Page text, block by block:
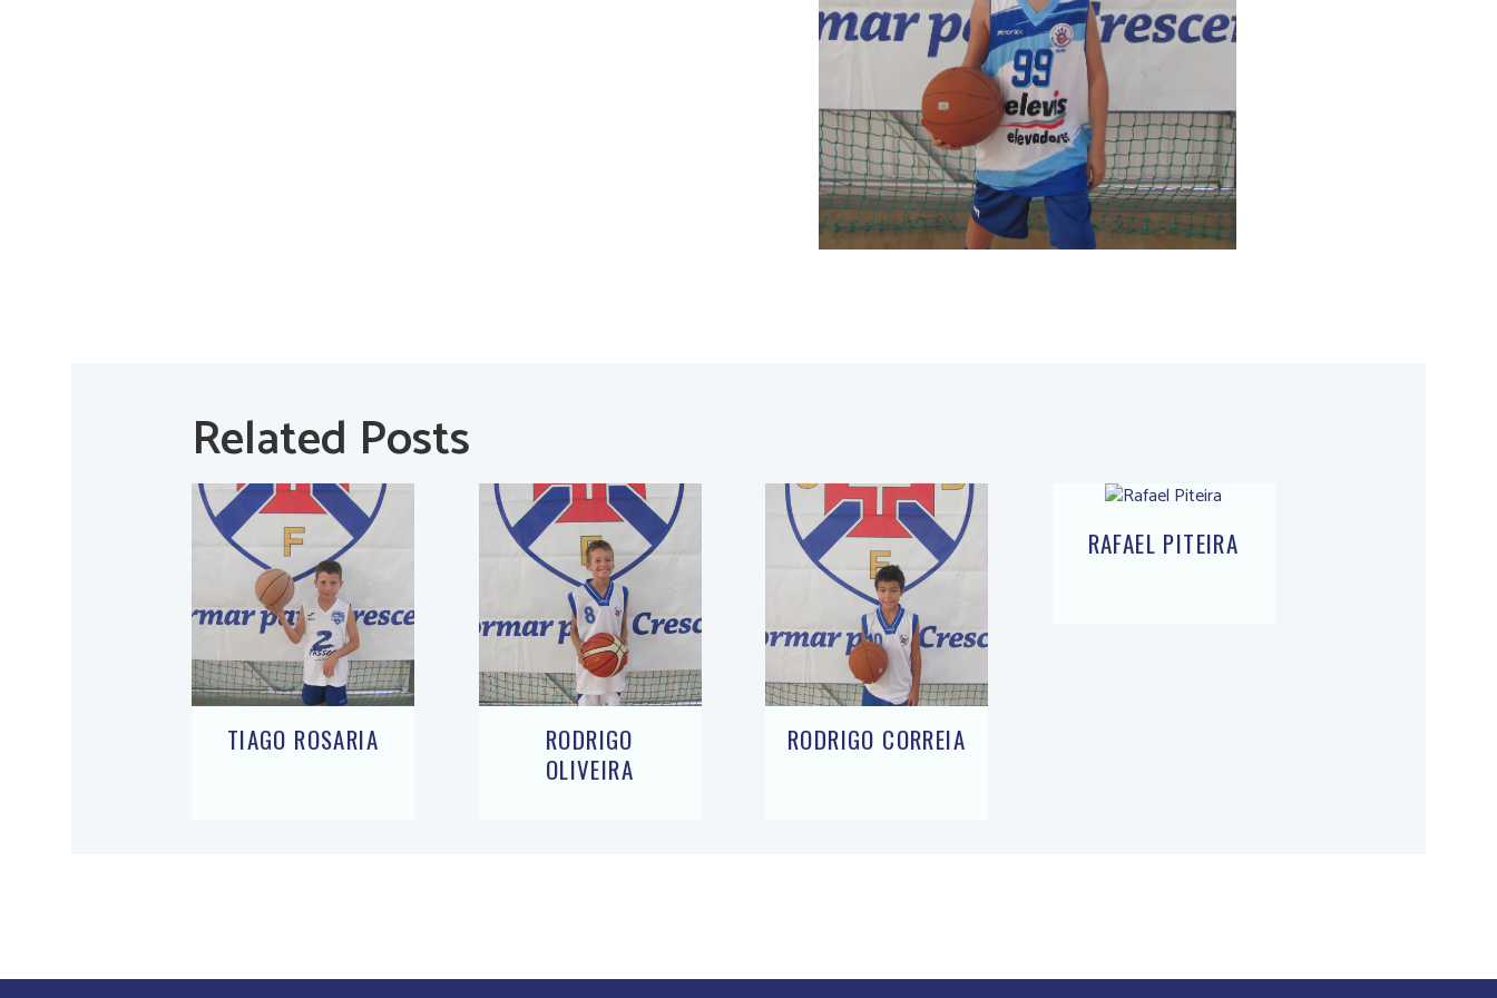
Related Posts
TIAGO ROSARIA
RODRIGO
OLIVEIRA
RODRIGO CORREIA
RAFAEL PITEIRA